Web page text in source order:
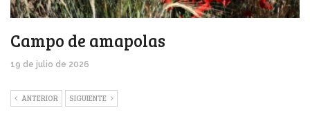
Campo de amapolas
19 de julio de 2026
ANTERIOR SIGUIENTE